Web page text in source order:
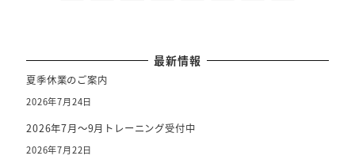
最新情報
夏季休業のご案内
2026年7月24日
2026年7月～9月トレーニング受付中
2026年7月22日